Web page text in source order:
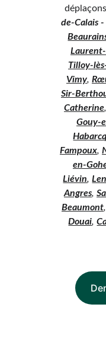
de-Calais
Tilloy-
Vimy,
Sir-
Catherine,
Gouy-
Fampoux,
en-
Liévin,
Angres,
Beaumont,
Douai,